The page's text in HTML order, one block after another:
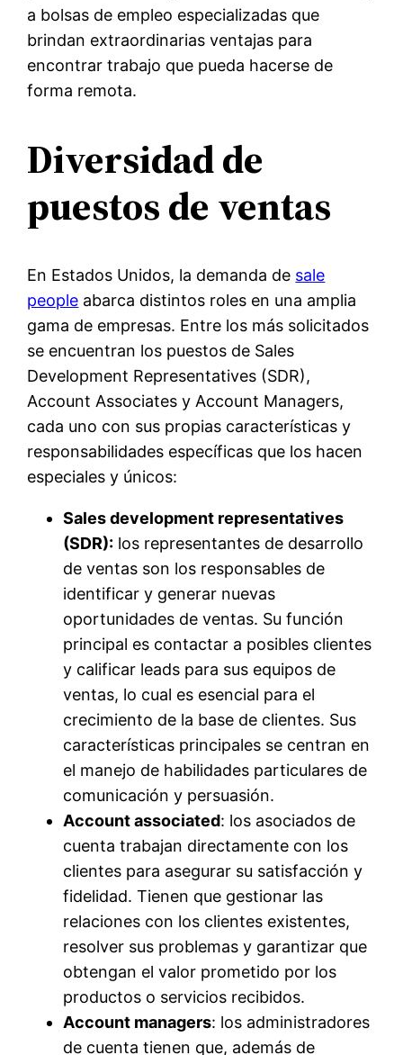
a bolsas de empleo especializadas que
brindan extraordinarias ventajas para
encontrar trabajo que pueda hacerse de
forma remota.
Diversidad de
puestos de ventas
En Estados Unidos, la demanda de sale
people abarca distintos roles en una amplia
gama de empresas. Entre los más solicitados
se encuentran los puestos de Sales
Development Representatives (SDR),
Account Associates y Account Managers,
cada uno con sus propias características y
responsabilidades específicas que los hacen
especiales y únicos:
Sales development representatives
(SDR): los representantes de desarrollo
de ventas son los responsables de
identificar y generar nuevas
oportunidades de ventas. Su función
principal es contactar a posibles clientes
y calificar leads para sus equipos de
ventas, lo cual es esencial para el
crecimiento de la base de clientes. Sus
características principales se centran en
el manejo de habilidades particulares de
comunicación y persuasión.
Account associated: los asociados de
cuenta trabajan directamente con los
clientes para asegurar su satisfacción y
fidelidad. Tienen que gestionar las
relaciones con los clientes existentes,
resolver sus problemas y garantizar que
obtengan el valor prometido por los
productos o servicios recibidos.
Account managers: los administradores
de cuenta tienen que, además de